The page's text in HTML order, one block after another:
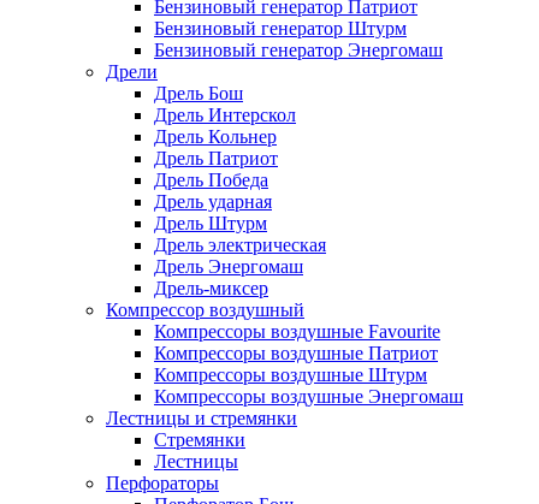
Бензиновый генератор Патриот
Бензиновый генератор Штурм
Бензиновый генератор Энергомаш
Дрели
Дрель Бош
Дрель Интерскол
Дрель Кольнер
Дрель Патриот
Дрель Победа
Дрель ударная
Дрель Штурм
Дрель электрическая
Дрель Энергомаш
Дрель-миксер
Компрессор воздушный
Компрессоры воздушные Favourite
Компрессоры воздушные Патриот
Компрессоры воздушные Штурм
Компрессоры воздушные Энергомаш
Лестницы и стремянки
Стремянки
Лестницы
Перфораторы